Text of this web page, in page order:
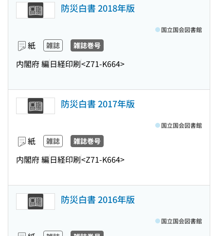
防災白書 2018年版
紙 雑誌 雑誌巻号
内閣府 編日経印刷<Z71-K664>
国立国会図書館
防災白書 2017年版
紙 雑誌 雑誌巻号
内閣府 編日経印刷<Z71-K664>
国立国会図書館
防災白書 2016年版
国立国会図書館